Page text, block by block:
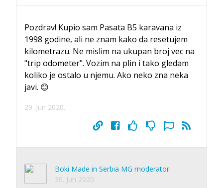
Pozdrav! Kupio sam Pasata B5 karavana iz
1998 godine, ali ne znam kako da resetujem
kilometrazu. Ne mislim na ukupan broj vec na
"trip odometer". Vozim na plin i tako gledam
koliko je ostalo u njemu. Ako neko zna neka
javi. 😊
29. Jun 2020.
Boki Made in Serbia MG moderator
30. Jun 2020.